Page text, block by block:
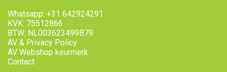
Whatsapp: +31 642924291
KVK: 75512866
BTW: NL003623499B79
AV & Privacy Policy
AV Webshop keurmerk
Contact